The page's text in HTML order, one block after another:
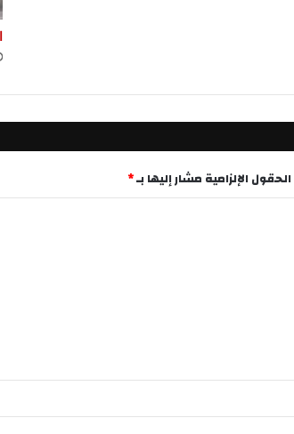
الحقول الإلزامية مشار إليها بـ*